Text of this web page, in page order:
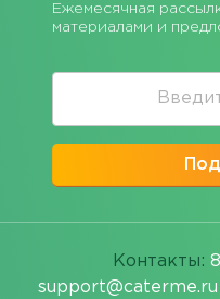
Ежемесячная
материалами и
Контакты:
support@caterme.ru